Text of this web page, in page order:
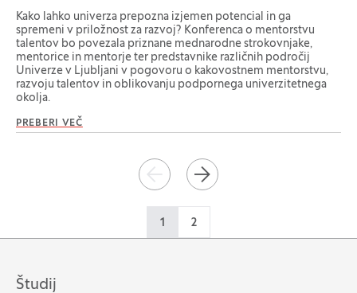
Kako lahko univerza prepozna izjemen potencial in ga
spremeni v priložnost za razvoj? Konferenca o mentorstvu
talentov bo povezala priznane mednarodne strokovnjake,
mentorice in mentorje ter predstavnike različnih področij
Univerze v Ljubljani v pogovoru o kakovostnem mentorstvu,
razvoju talentov in oblikovanju podpornega univerzitetnega
okolja.
PREBERI VEČ
NAZAJ NAPREJ
1 2
Študij